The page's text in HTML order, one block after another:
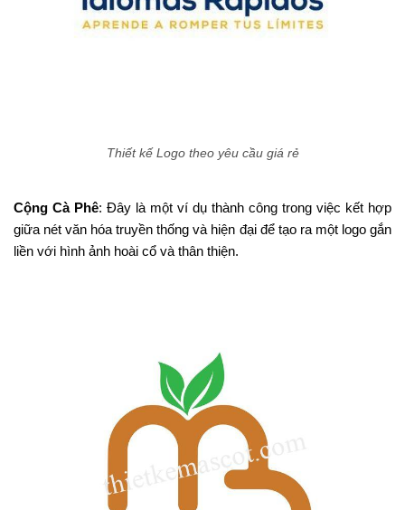
Thiết kế Logo theo yêu cầu giá rẻ
Cộng Cà Phê: Đây là một ví dụ thành công trong việc kết hợp
giữa nét văn hóa truyền thống và hiện đại để tạo ra một logo gắn
liền với hình ảnh hoài cổ và thân thiện.​